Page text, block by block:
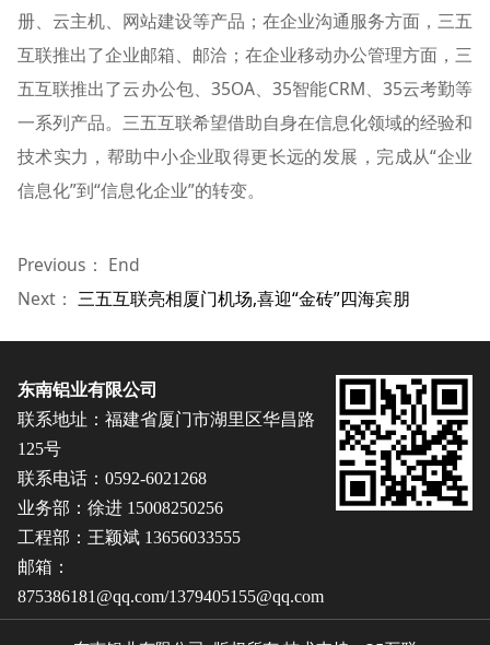
册、云主机、网站建设等产品；在企业沟通服务方面，三五
互联推出了企业邮箱、邮洽；在企业移动办公管理方面，三
五互联推出了云办公包、35OA、35智能CRM、35云考勤等
一系列产品。三五互联希望借助自身在信息化领域的经验和
技术实力，帮助中小企业取得更长远的发展，完成从“企业
信息化”到“信息化企业”的转变。
Previous： End
Next： 三五互联亮相厦门机场,喜迎“金砖”四海宾朋
东南铝业有限公司
联系地址：福建省厦门市湖里区华昌路
125号
联系电话：0592-6021268
业务部：徐进 15008250256
工程部：王颖斌 13656033555
邮箱：
875386181@qq.com/1379405155@qq.com